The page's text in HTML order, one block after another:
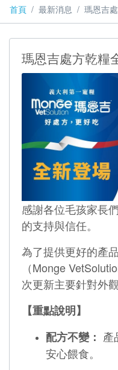
首頁 最新消息 瑪恩吉
瑪恩吉處方乾糧
感謝各位毛孩家長
的支持與信任。
為了提供更好的產
（Monge
次更新主要針對外
【重點說明】
配方不變： 產
安心餵食。